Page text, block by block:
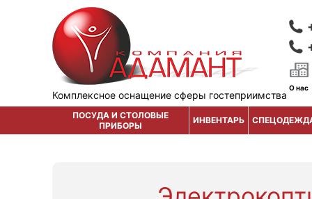
Комплексное оснащение сферы гостеприимства
О нас
ПОСУДА И СТОЛОВЫЕ
ПРИБОРЫ
ИНВЕНТАРЬ